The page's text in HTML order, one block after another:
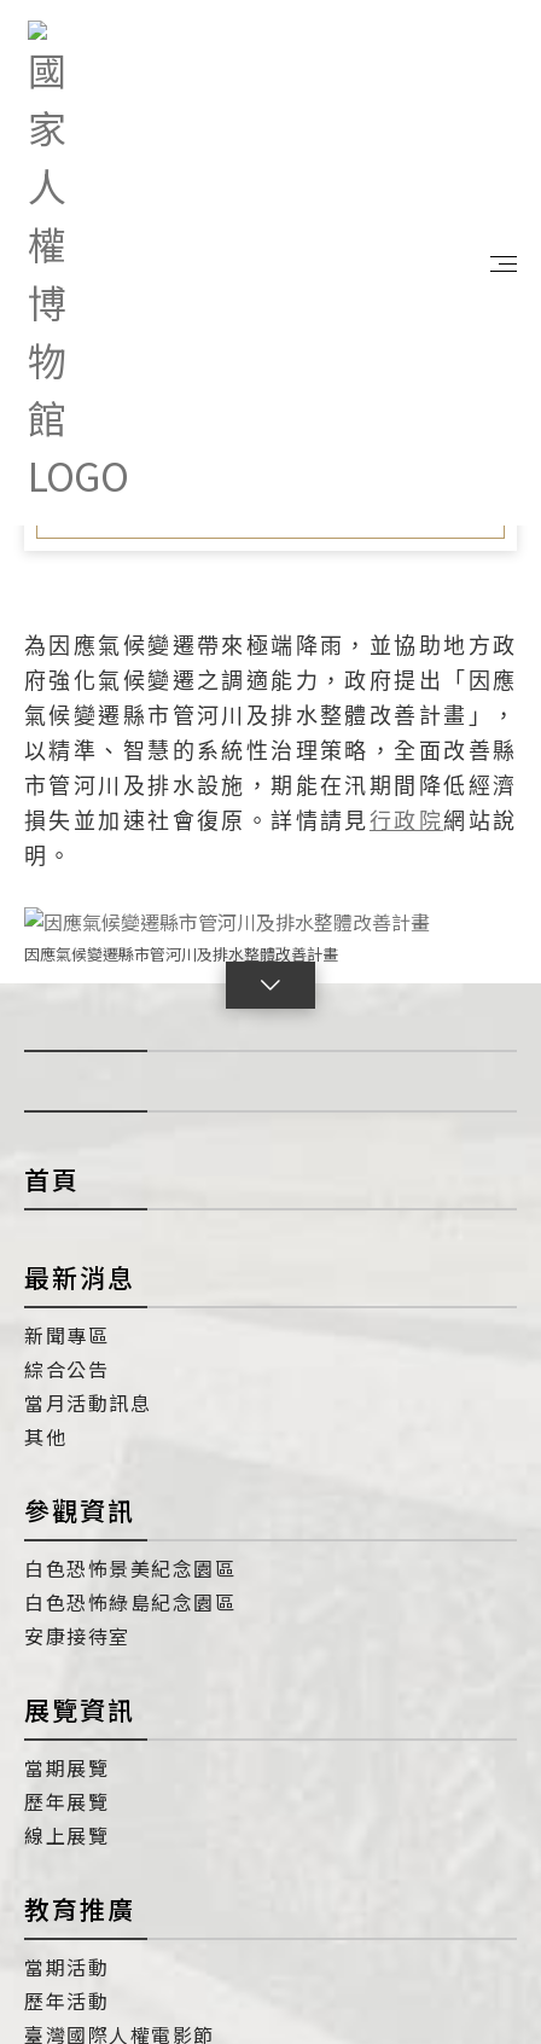
首頁
策電子圖文說明，歡迎參考！
Aug 13, 2025 |
及排水整體改善計畫」政策
電子圖文說明，歡迎參考！
為因應氣候變遷帶來極端降雨，並協助地方政
府強化氣候變遷之調適能力，政府提出「因應
氣候變遷縣市管河川及排水整體改善計畫」，
以精準、智慧的系統性治理策略，全面改善縣
市管河川及排水設施，期能在汛期間降低經濟
損失並加速社會復原。詳情請見行政院網站說
明。
因應氣候變遷縣市管河川及排水整體改善計畫
首頁
最新消息
新聞專區
綜合公告
當月活動訊息
其他
參觀資訊
白色恐怖景美紀念園區
白色恐怖綠島紀念園區
安康接待室
展覽資訊
當期展覽
歷年展覽
線上展覽
教育推廣
當期活動
歷年活動
臺灣國際人權電影節